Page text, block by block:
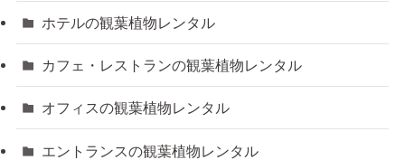
ホテルの観葉植物レンタル
カフェ・レストランの観葉植物レンタル
オフィスの観葉植物レンタル
エントランスの観葉植物レンタル